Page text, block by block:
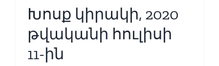
Խոսք կիրակի, 2020
թվականի հուլիսի
11-ին